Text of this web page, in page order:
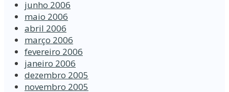
junho 2006
maio 2006
abril 2006
março 2006
fevereiro 2006
janeiro 2006
dezembro 2005
novembro 2005